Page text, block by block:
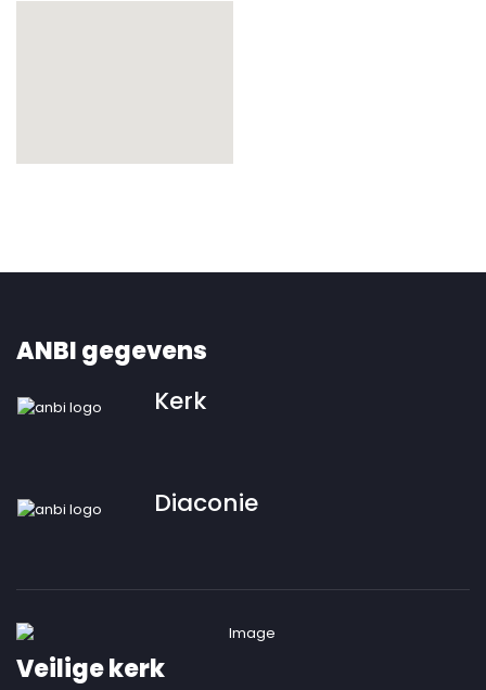
ANBI gegevens
Kerk
Diaconie
Veilige kerk